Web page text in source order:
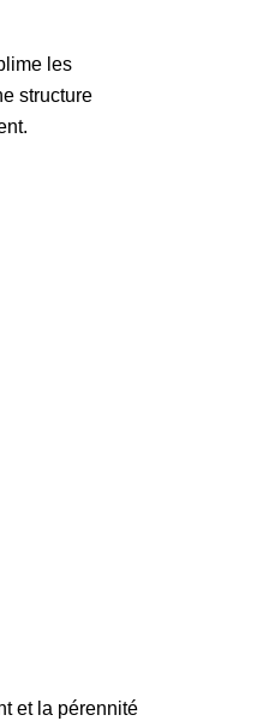
les
structure
et la pérennité